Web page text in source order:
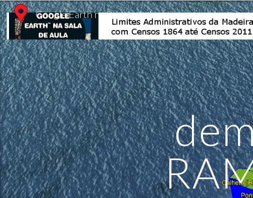
Skip to
Google Earth na Sala de Aula